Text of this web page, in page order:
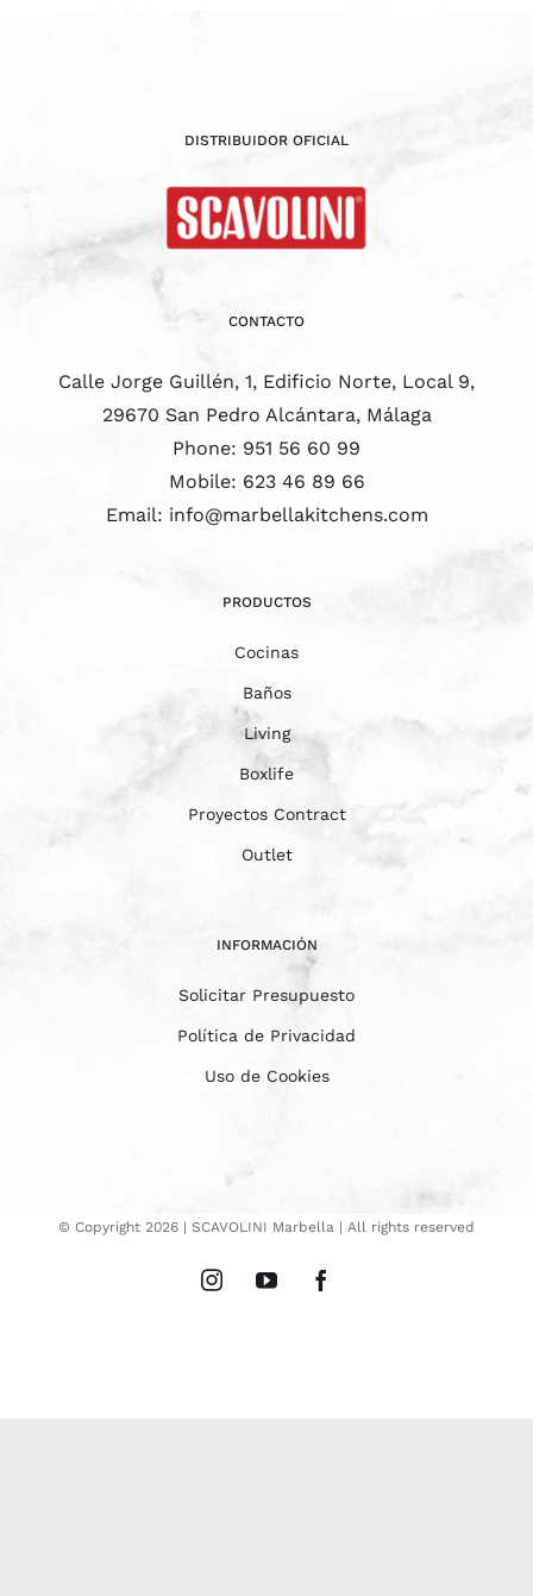
DISTRIBUIDOR OFICIAL
CONTACTO
Calle Jorge Guillén, 1, Edificio Norte, Local 9,
29670 San Pedro Alcántara, Málaga
Phone: 951 56 60 99
Mobile: 623 46 89 66
Email: info@marbellakitchens.com
PRODUCTOS
Cocinas
Baños
Living
Boxlife
Proyectos Contract
Outlet
INFORMACIÓN
Solicitar Presupuesto
Política de Privacidad
Uso de Cookies
© Copyright 2026 | SCAVOLINI Marbella | All rights reserved
InstagramYouTubeFacebook